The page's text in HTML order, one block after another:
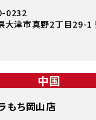
0232
大津市真野2丁目29-1
中国
もち岡山店